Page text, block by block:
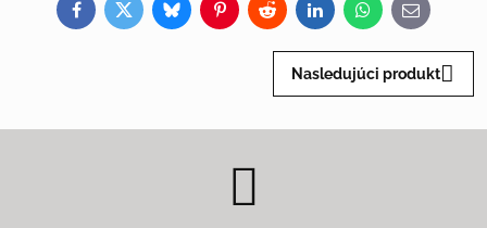
FacebookTwitterBlueskyPinterestRedditLinkedInWhatsApp
E-
mail
Nasledujúci produkt